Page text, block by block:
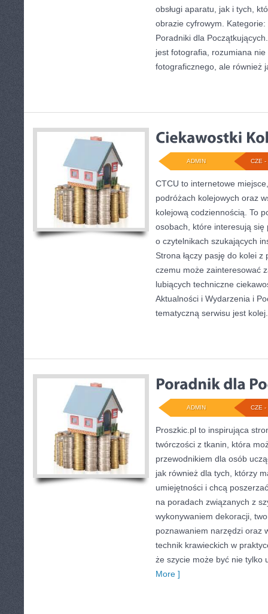
obsługi aparatu, jak i tych,
obrazie cyfrowym.
Poradniki dla
jest fotografia, rozumiana
fotograficznego, ale również
CZE -
ADMIN
CTCU to internetowe
podróżach kolejowych oraz
kolejową codziennością. To
osobach, które interesują
o czytelnikach szukających
Strona łączy pasję do kolei
czemu może zainteresować
lubiących techniczne
Aktualności i Wydarzenia i
tematyczną serwisu jest
CZE -
ADMIN
Proszkic.pl to inspirująca
twórczości z tkanin, która
przewodnikiem dla osób
jak również dla tych, którzy
umiejętności i chcą
na poradach związanych z
wykonywaniem dekoracji,
poznawaniem narzędzi oraz
technik krawieckich w
że szycie może być nie tylko
More ]